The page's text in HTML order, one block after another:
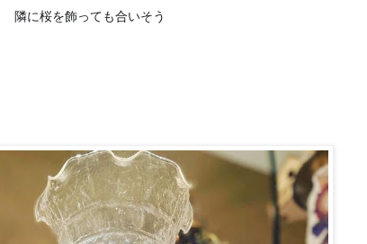
隣に桜を飾っても合いそう